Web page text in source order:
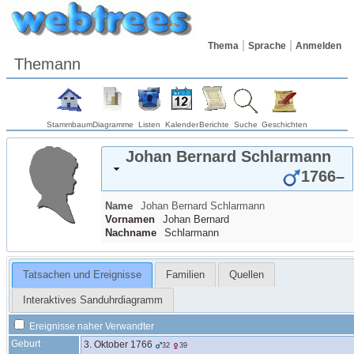
Thema Sprache Anmelden
Themann
StammbaumDiagramme Listen KalenderBerichte Suche Geschichten
Johan Bernard Schlarmann
1766–
Name Johan Bernard Schlarmann
Vornamen
Johan Bernard
Nachname
Schlarmann
Tatsachen und Ereignisse Familien Quellen
Interaktives Sanduhrdiagramm
Ereignisse naher Verwandter
Geburt
3. Oktober 1766 32 39